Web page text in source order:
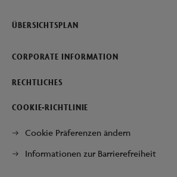
ÜBERSICHTSPLAN
CORPORATE INFORMATION
RECHTLICHES
COOKIE-RICHTLINIE
Cookie Präferenzen ändern
Informationen zur Barrierefreiheit